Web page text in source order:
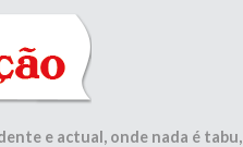
e actual, onde nada é tabu,